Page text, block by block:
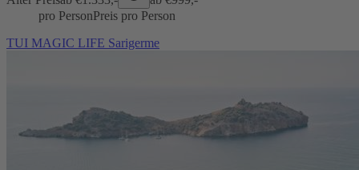
pro PersonPreis pro Person
TUI MAGIC LIFE Sarigerme